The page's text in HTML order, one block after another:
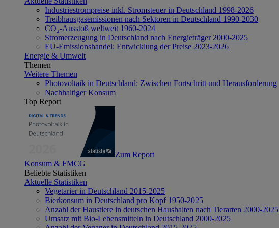
Industriestrompreise inkl. Stromsteuer in Deutschland 1998-2026
Treibhausgasemissionen nach Sektoren in Deutschland 1990-2030
CO₂-Ausstoß weltweit 1960-2024
Stromerzeugung in Deutschland nach Energieträger 2000-2025
EU-Emissionshandel: Entwicklung der Preise 2023-2026
Energie & Umwelt
Themen
Weitere Themen
Photovoltaik in Deutschland: Zwischen Fortschritt und Herausforderung
Nachhaltiger Konsum
Top Report
Zum Report
Konsum & FMCG
Beliebte Statistiken
Aktuelle Statistiken
Vegetarier in Deutschland 2015-2025
Bierkonsum in Deutschland pro Kopf 1950-2025
Anzahl der Haustiere in deutschen Haushalten nach Tierarten 2000-2025
Umsatz mit Bio-Lebensmitteln in Deutschland 2000-2025